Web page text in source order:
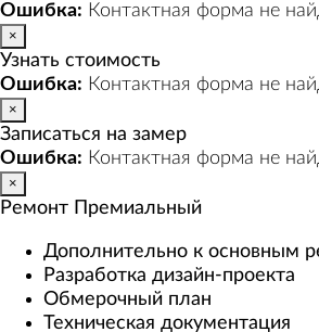
Ошибка: Контактная форма не
×
Узнать стоимость
Ошибка: Контактная форма не
×
Записаться на замер
Ошибка: Контактная форма не
×
Ремонт Премиальный
Дополнительно к основным
Разработка дизайн-проекта
Обмерочный план
Техническая документация